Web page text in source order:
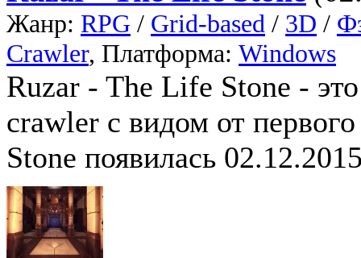
Жанр: RPG / Grid-based / 3D /
Crawler, Платформа: Windows
Ruzar - The Life Stone -
crawler с видом от
Stone появилась